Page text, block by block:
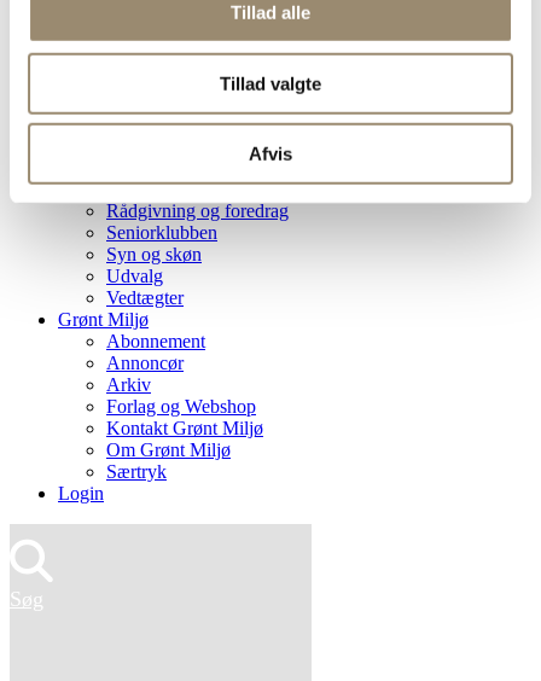
Tillad alle
Tillad valgte
Afvis
De Grønne Kloakentreprenører
Eksterne råd og nævn
Historie
Hovedbestyrelsen
Kontakt sekretariatet
Nordisk Præsidium
Presse
Rådgivning og foredrag
Seniorklubben
Syn og skøn
Udvalg
Vedtægter
Grønt Miljø
Abonnement
Annoncør
Arkiv
Forlag og Webshop
Kontakt Grønt Miljø
Om Grønt Miljø
Særtryk
Login
Søg